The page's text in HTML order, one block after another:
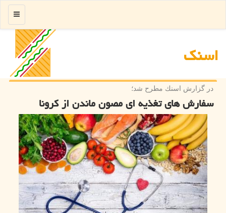
اسنك
منو
در گزارش اسنك مطرح شد؛
سفارش های تغذیه ای مصون ماندن از كرونا